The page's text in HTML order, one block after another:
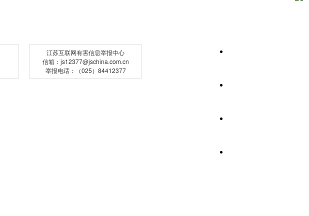
江苏互联网有害信息举报中心
信箱：js12377@jschina.com.cn
举报电话：（025）84412377